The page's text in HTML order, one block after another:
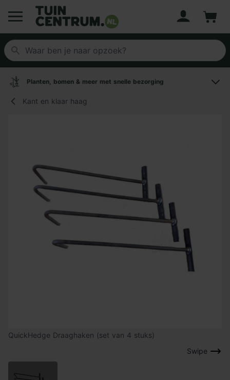
Logo Tuincentrum.nl
Planten, bomen & meer met snelle bezorging
Kant en klaar haag
Swipe
QuickHedge Draaghaken (set van 4 stuks)